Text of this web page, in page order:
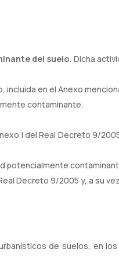
del suelo. Dicha
en el Anexo
contaminante.
I del Real Decreto 9/
potencialmente
Decreto 9/2005 y, a su
de suelos, en